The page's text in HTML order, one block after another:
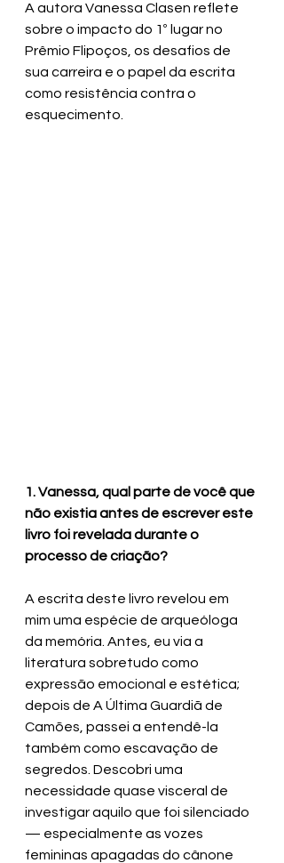
A autora Vanessa Clasen reflete
sobre o impacto do 1º lugar no
Prêmio Flipoços, os desafios de
sua carreira e o papel da escrita
como resistência contra o
esquecimento.
1. Vanessa, qual parte de você que
não existia antes de escrever este
livro foi revelada durante o
processo de criação?
A escrita deste livro revelou em
mim uma espécie de arqueóloga
da memória. Antes, eu via a
literatura sobretudo como
expressão emocional e estética;
depois de A Última Guardiã de
Camões, passei a entendê-la
também como escavação de
segredos. Descobri uma
necessidade quase visceral de
investigar aquilo que foi silenciado
— especialmente as vozes
femininas apagadas do cânone